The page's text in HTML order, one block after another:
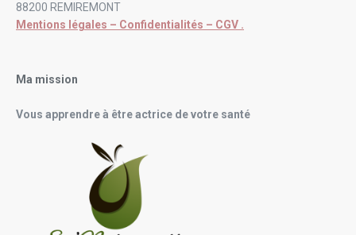
88200 REMIREMONT
Mentions légales – Confidentialités – CGV .
Ma mission
Vous apprendre à être actrice de votre santé